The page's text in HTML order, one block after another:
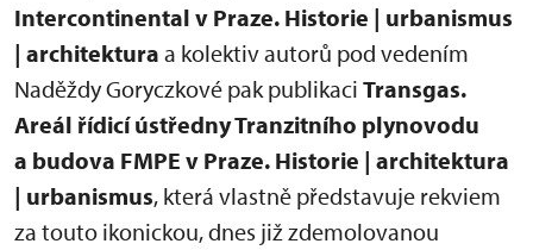
Intercontinental v Praze. Historie | urbanismus
| architektura a kolektiv autorů pod vedením
Naděždy Goryczkové pak publikaci Transgas.
Areál řídicí ústředny Tranzitního plynovodu
a budova FMPE v Praze. Historie | architektura
| urbanismus, která vlastně představuje rekviem
za touto ikonickou, dnes již zdemolovanou